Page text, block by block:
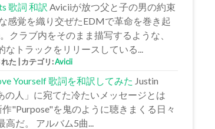
歌詞 和訳 Aviciiが放つ父と子の男の約束
感覚を織り交ぜたEDMで革命を巻き起
クラブ内をそのまま描写するような、
トラックをリリースしている...
た カテゴリ:Avicii
Yourself 歌詞を和訳してみた Justin
の人」に宛てた冷たいメッセージとは
作"Purpose"を鬼のように聴きまくる日々
だ。 アルバム5曲...